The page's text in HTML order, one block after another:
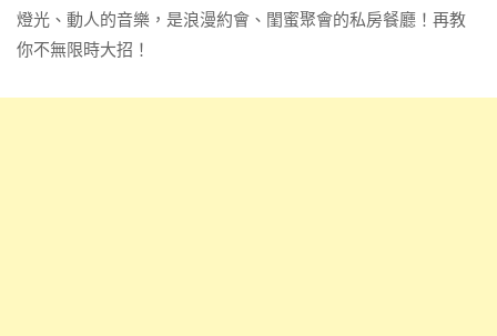
燈光、動人的音樂，是浪漫約會、閨蜜聚會的私房餐廳！再教
你不無限時大招！